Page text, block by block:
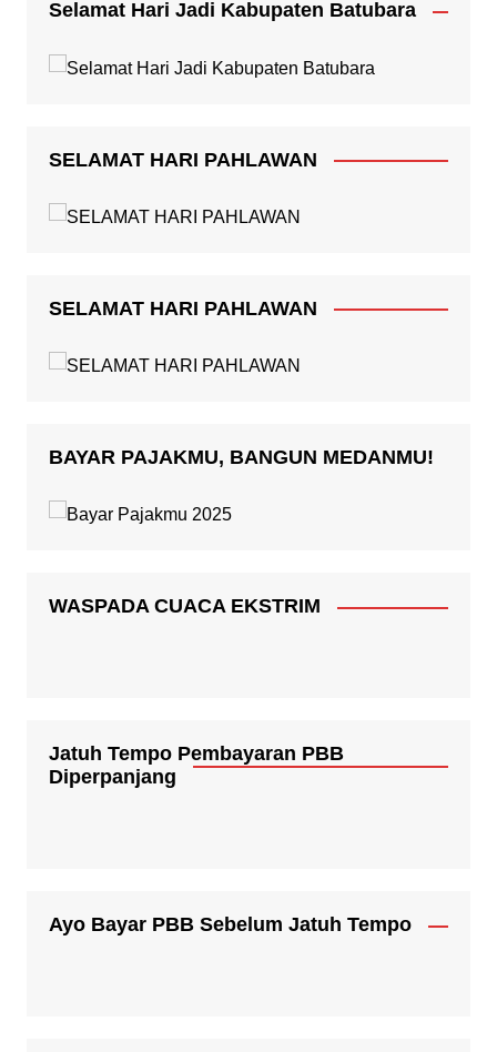
Selamat Hari Jadi Kabupaten Batubara
SELAMAT HARI PAHLAWAN
SELAMAT HARI PAHLAWAN
BAYAR PAJAKMU, BANGUN MEDANMU!
WASPADA CUACA EKSTRIM
Jatuh Tempo Pembayaran PBB
Diperpanjang
Ayo Bayar PBB Sebelum Jatuh Tempo